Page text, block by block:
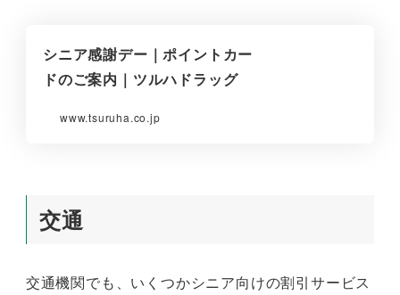
シニア感謝デー｜ポイントカー
ドのご案内｜ツルハドラッグ
www.tsuruha.co.jp
交通
交通機関でも、いくつかシニア向けの割引サービス